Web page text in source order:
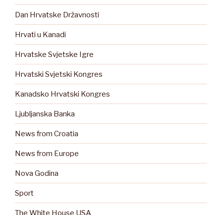
Dan Hrvatske Državnosti
Hrvati u Kanadi
Hrvatske Svjetske Igre
Hrvatski Svjetski Kongres
Kanadsko Hrvatski Kongres
Ljubljanska Banka
News from Croatia
News from Europe
Nova Godina
Sport
The White House USA